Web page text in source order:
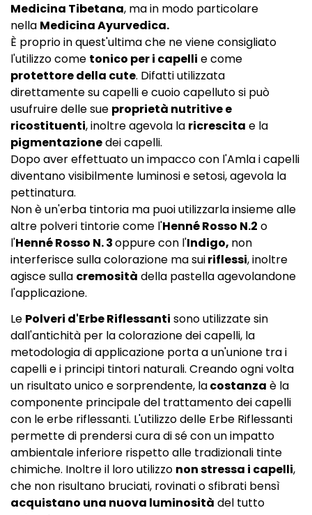
Medicina Tibetana, ma in modo particolare
nella Medicina Ayurvedica.
È proprio in quest'ultima che ne viene consigliato
l'utilizzo come tonico per i capelli e come
protettore della cute. Difatti utilizzata
direttamente su capelli e cuoio capelluto si può
usufruire delle sue proprietà nutritive e
ricostituenti, inoltre agevola la ricrescita e la
pigmentazionedei capelli.
Dopo aver effettuato un impacco con l'Amla i capelli
diventano visibilmente luminosi e setosi, agevola la
pettinatura.
Non è un'erba tintoria ma puoi utilizzarla insieme alle
altre polveri tintorie come l'Henné Rosso N.2 o
l'Henné Rosso N. 3oppure con l'Indigo, non
interferisce sulla colorazione ma suiriflessi, inoltre
agisce sulla cremosità della pastella agevolandone
l'applicazione.
Le Polveri d'Erbe Riflessanti sono utilizzate sin
dall'antichità per la colorazione dei capelli, la
metodologia di applicazione porta a un'unione tra i
capelli e i principi tintori naturali. Creando ogni volta
un risultato unico e sorprendente, lacostanza è la
componente principale del trattamento dei capelli
con le erbe riflessanti. L'utilizzo delle Erbe Riflessanti
permette di prendersi cura di sé con un impatto
ambientale inferiore rispetto alle tradizionali tinte
chimiche. Inoltre il loro utilizzo non stressa i capelli,
che non risultano bruciati, rovinati o sfibrati bensì
acquistano una nuova luminosità del tutto